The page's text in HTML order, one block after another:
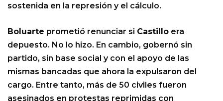
sostenida en la represión y el cálculo.
Boluarte prometió renunciar si Castillo era
depuesto. No lo hizo. En cambio, gobernó sin
partido, sin base social y con el apoyo de las
mismas bancadas que ahora la expulsaron del
cargo. Entre tanto, más de 50 civiles fueron
asesinados en protestas reprimidas con